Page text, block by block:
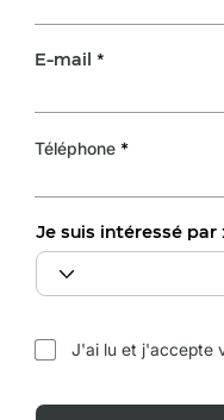
E-mail
Téléphone
Je suis intéressé par :
J'ai lu et j'accepte